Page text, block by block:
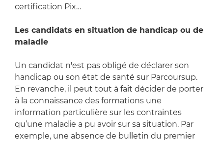
certification Pix…
Les candidats en situation de handicap ou de
maladie
Un candidat n'est pas obligé de déclarer son
handicap ou son état de santé sur Parcoursup.
En revanche, il peut tout à fait décider de porter
à la connaissance des formations une
information particulière sur les contraintes
qu’une maladie a pu avoir sur sa situation. Par
exemple, une absence de bulletin du premier